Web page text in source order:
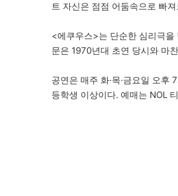
트 자신은 점점 어둠속으로 빠
<에쿠우스>는 단순한 심리극을
문은 1970년대 초연 당시와 마
공연은 매주 화·목·금요일 오
등학생 이상이다. 예매는 NOL